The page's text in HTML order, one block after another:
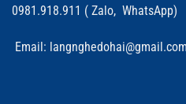
0981.918.911 ( Zalo, WhatsApp)
Email: langnghedohai@gmail.com